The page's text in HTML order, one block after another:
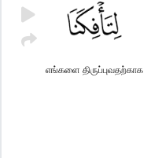
எங்களை திருப்புவதற்காக